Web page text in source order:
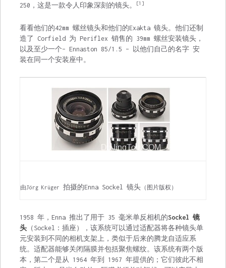
250，这是一款令人印象深刻的镜头。
[1]
看看他们的42mm 螺丝镜头和他们的Exakta 镜头。他们还制
造了 Corfield 为 Periflex 销售的 39mm 螺丝安装镜头，
以及至少一个– Ennaston 85/1.5 – 以他们自己的名字 安
装在同一个安装座中。
由Jörg Krüger 拍摄的Enna Sockel 镜头 （ 图片版权 ）
1958 年，Enna 推出了用于 35 毫米单反相机的Sockel 镜
头（Sockel：插座），该系统可以通过适配器将各种镜头单
元安装到不同的相机支架上，类似于后来的腾龙自适应系
统。适配器能够关闭隔膜并包括聚焦螺纹。该系统有两个版
本，第二个是从 1964 年到 1967 年提供的；它们彼此不相